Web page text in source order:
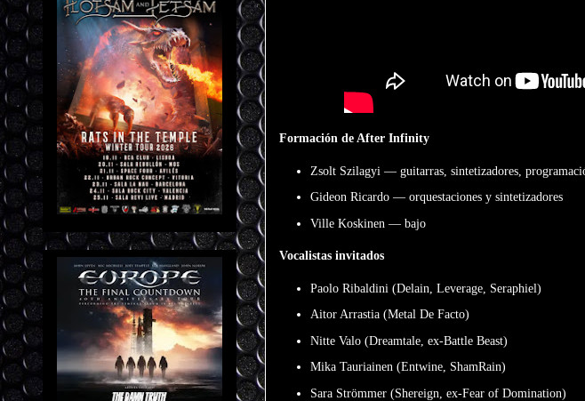
Formación de After Infinity
Zsolt Szilagyi — guitarras, sintetizadores,
Gideon Ricardo — orquestaciones y sintetizadores
Ville Koskinen — bajo
Vocalistas invitados
Paolo Ribaldini (Delain, Leverage, Seraphiel)
Aitor Arrastia (Metal De Facto)
Nitte Valo (Dreamtale, ex-Battle Beast)
Mika Tauriainen (Entwine, ShamRain)
Sara Strömmer (Shereign, ex-Fear of Domination)